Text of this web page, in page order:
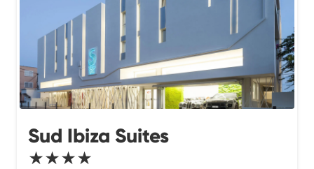
Sud Ibiza Suites
★★★★